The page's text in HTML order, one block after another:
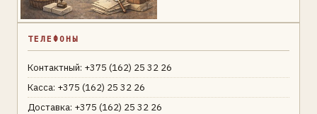
ТЕЛЕФОНЫ
Контактный: +375 (162) 25 32 26
Касса: +375 (162) 25 32 26
Доставка: +375 (162) 25 32 26